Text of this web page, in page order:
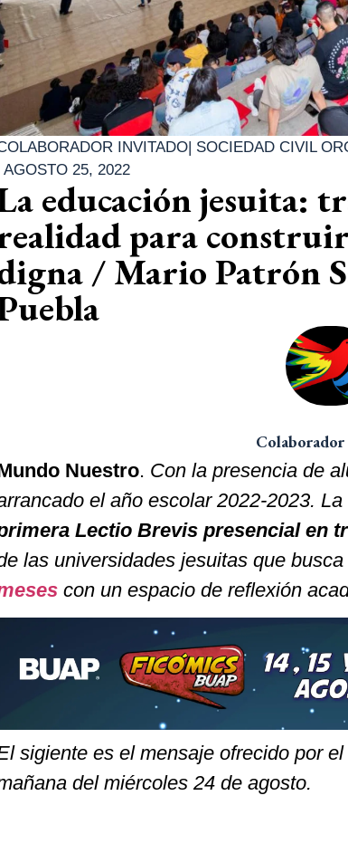
INVITADO SOCIEDAD CIVIL
AGOSTO 25, 2022
educación jesuita:
para
/ Mario Patrón
Nuestro. Con la presencia de
el año escolar 2022-2023.
Lectio Brevis presencial en
las universidades jesuitas que busca
con un espacio de reflexión
sigiente es el mensaje ofrecido por
del miércoles 24 de agosto.